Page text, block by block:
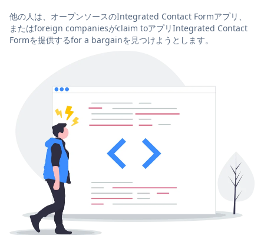
他の人は、オープンソースのIntegrated Contact Formアプリ、
またはforeign companiesがclaim toアプリIntegrated Contact
Formを提供するfor a bargainを見つけようとします。